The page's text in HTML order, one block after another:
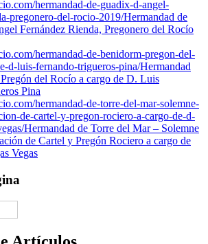
hermandad-de-guadix-d-angel-
pregonero-del-rocio-2019/Hermandad de
Fernández Rienda, Pregonero del Rocío
hermandad-de-benidorm-pregon-del-
d-luis-fernando-trigueros-pina/Hermandad
del Rocío a cargo de D. Luis
Pina
hermandad-de-torre-del-mar-solemne-
de-cartel-y-pregon-rociero-a-cargo-de-d-
Hermandad de Torre del Mar – Solemne
de Cartel y Pregón Rociero a cargo de
Vegas